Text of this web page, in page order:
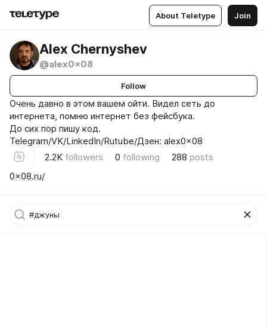
About Teletype Join
Alex Chernyshev
@alex0x08
Follow
Очень давно в этом вашем ойти. Видел сеть до
интернета, помню интернет без фейсбука.
До сих пор пишу код.
Telegram/VK/LinkedIn/Rutube/Дзен: alex0x08
2.2K followers 0 following 288 posts
0x08.ru/